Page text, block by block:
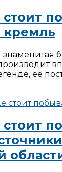
кремль
знаменитая
её
стоит